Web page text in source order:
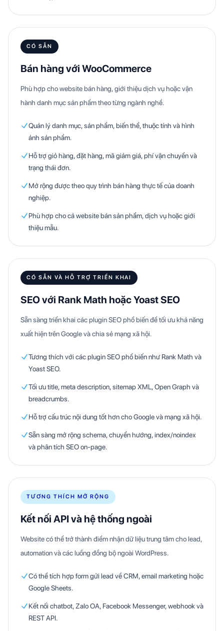
CÓ SẴN
Bán hàng với WooCommerce
Phù hợp cho website bán hàng, giới thiệu dịch vụ hoặc vận
hành danh mục sản phẩm theo từng ngành nghề.
Quản lý danh mục, sản phẩm, biến thể, thuộc tính và hình
ảnh sản phẩm.
Hỗ trợ giỏ hàng, đặt hàng, mã giảm giá, phí vận chuyển và
trạng thái đơn.
Mở rộng được theo quy trình bán hàng thực tế của doanh
nghiệp.
Phù hợp cho cả website bán sản phẩm, dịch vụ hoặc giới
thiệu mẫu.
CÓ SẴN VÀ HỖ TRỢ TRIỂN KHAI
SEO với Rank Math hoặc Yoast SEO
Sẵn sàng triển khai các plugin SEO phổ biến để tối ưu khả năng
xuất hiện trên Google và chia sẻ mạng xã hội.
Tương thích với các plugin SEO phổ biến như Rank Math và
Yoast SEO.
Tối ưu title, meta description, sitemap XML, Open Graph và
breadcrumbs.
Hỗ trợ cấu trúc nội dung tốt hơn cho Google và mạng xã hội.
Sẵn sàng mở rộng schema, chuyển hướng, index/noindex
và phân tích SEO on-page.
TƯƠNG THÍCH MỞ RỘNG
Kết nối API và hệ thống ngoài
Website có thể trở thành điểm nhận dữ liệu trung tâm cho lead,
automation và các luồng đồng bộ ngoài WordPress.
Có thể tích hợp form gửi lead về CRM, email marketing hoặc
Google Sheets.
Kết nối chatbot, Zalo OA, Facebook Messenger, webhook và
REST API.